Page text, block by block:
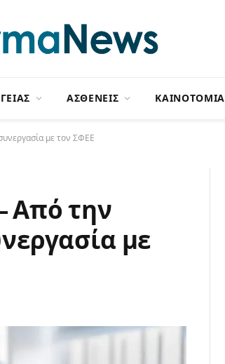
ΑΣΘΕΝΕΙΣ ΚΑΙΝΟΤΟΜΙΑ
με τον ΣΦΕΕ
Από την
με